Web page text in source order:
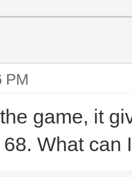
PM
game, it
What can